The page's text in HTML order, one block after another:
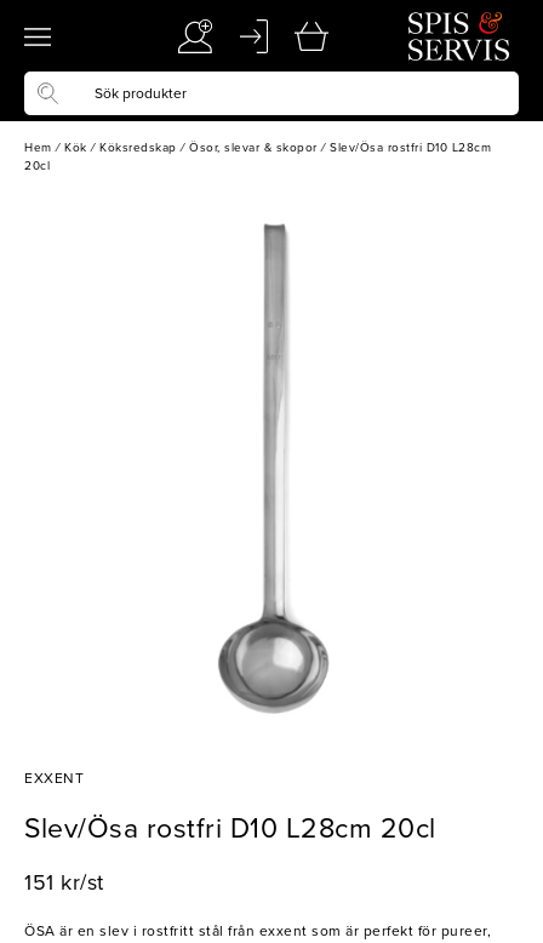
Hem / Kök / Köksredskap / Ösor, slevar & skopor / Slev/Ösa rostfri D10 L28cm
20cl
EXXENT
Slev/Ösa rostfri D10 L28cm 20cl
151 kr/st
ÖSA är en slev i rostfritt stål från exxent som är perfekt för pureer,